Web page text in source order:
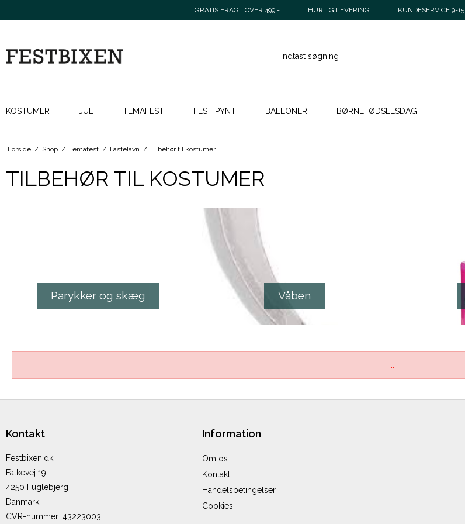
GRATIS FRAGT OVER 499,- HURTIG LEVERING KUNDESERVICE 9-15
KOSTUMER JUL TEMAFEST FEST PYNT BALLONER BØRNEFØDSELSDAG
Forside / Shop / Temafest / Fastelavn / Tilbehør til kostumer
TILBEHØR TIL KOSTUMER
Parykker og skæg Våben
Kontakt
Festbixen.dk
Falkevej 19
4250 Fuglebjerg
Danmark
CVR-nummer: 43223003
Information
Om os
Kontakt
Handelsbetingelser
Cookies